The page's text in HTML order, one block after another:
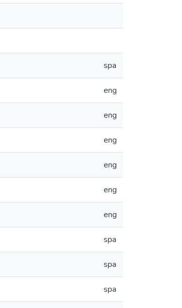
spa
eng
eng
eng
eng
eng
eng
spa
spa
spa